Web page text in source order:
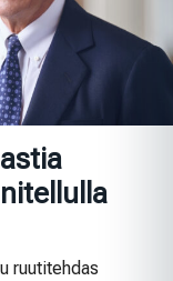
ruutitehdas